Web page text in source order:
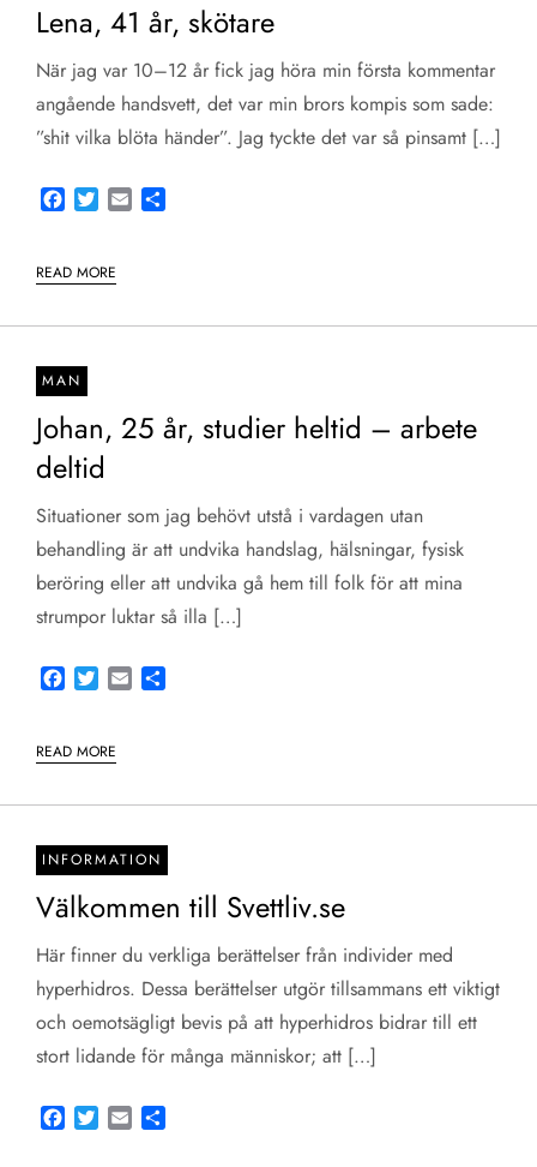
Lena, 41 år, skötare
När jag var 10–12 år fick jag höra min första kommentar
angående handsvett, det var min brors kompis som sade:
”shit vilka blöta händer”. Jag tyckte det var så pinsamt […]
Facebook
TwitterEmail
READ MORE
MAN
Johan, 25 år, studier heltid – arbete
deltid
Situationer som jag behövt utstå i vardagen utan
behandling är att undvika handslag, hälsningar, fysisk
beröring eller att undvika gå hem till folk för att mina
strumpor luktar så illa […]
Facebook
TwitterEmail
READ MORE
INFORMATION
Välkommen till Svettliv.se
Här finner du verkliga berättelser från individer med
hyperhidros. Dessa berättelser utgör tillsammans ett viktigt
och oemotsägligt bevis på att hyperhidros bidrar till ett
stort lidande för många människor; att […]
Facebook
TwitterEmail